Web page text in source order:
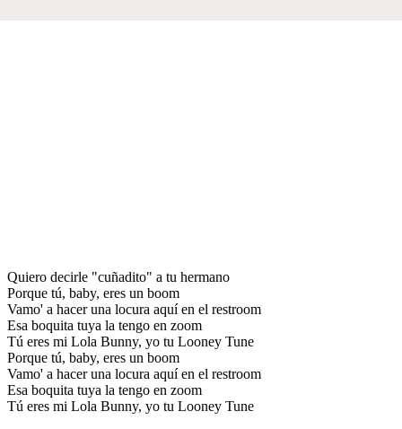
Quiero decirle "cuñadito" a tu hermano
Porque tú, baby, eres un boom
Vamo' a hacer una locura aquí en el restroom
Esa boquita tuya la tengo en zoom
Tú eres mi Lola Bunny, yo tu Looney Tune
Porque tú, baby, eres un boom
Vamo' a hacer una locura aquí en el restroom
Esa boquita tuya la tengo en zoom
Tú eres mi Lola Bunny, yo tu Looney Tune